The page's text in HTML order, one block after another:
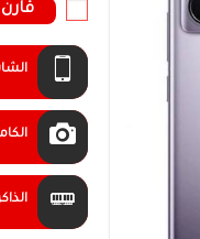
قارن